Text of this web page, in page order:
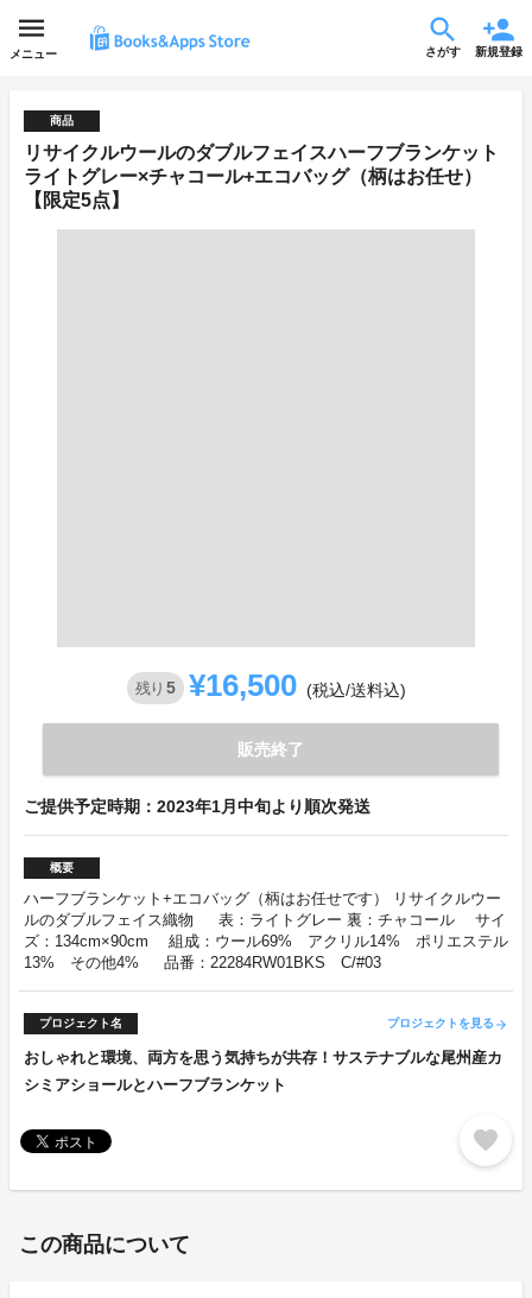
メニュー さがす 新規登録
商品
リサイクルウールのダブルフェイスハーフブランケット
ライトグレー×チャコール+エコバッグ（柄はお任せ）
【限定5点】
残り 5 ¥16,500 (税込/送料込)
販売終了
ご提供予定時期：2023年1月中旬より順次発送
概要
ハーフブランケット+エコバッグ（柄はお任せです） リサイクルウー
ルのダブルフェイス織物 表：ライトグレー 裏：チャコール サイ
ズ：134cm×90cm 組成：ウール69% アクリル14% ポリエステル
13% その他4% 品番：22284RW01BKS C/#03
プロジェクト名 プロジェクトを見る arrow_forward
おしゃれと環境、両方を思う気持ちが共存！サステナブルな尾州産カ
シミアショールとハーフブランケット
favorite
この商品について